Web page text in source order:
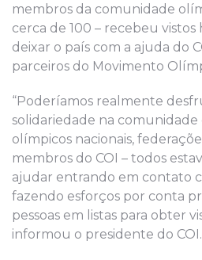
membros da comunidade
cerca de 100 – recebeu
deixar o país com a ajuda do
parceiros do Movimento
“Poderíamos realmente
solidariedade na comunidade
olímpicos nacionais,
membros do COI – todos
ajudar entrando em contato
fazendo esforços por conta
pessoas em listas para obter
informou o presidente do COI.